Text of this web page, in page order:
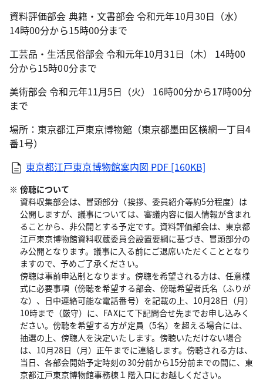
資料評価部会 典籍・文書部会 令和元年10月30日（水）
14時00分から15時00分まで
工芸品・生活民俗部会 令和元年10月31日（木） 14時00
分から15時00分まで
美術部会 令和元年11月5日（火） 16時00分から17時00分
まで
場所：東京都江戸東京博物館（東京都墨田区横網一丁目4
番1号）
東京都江戸東京博物館案内図 PDF [160KB]
傍聴について
資料収集部会は、冒頭部分（挨拶、委員紹介等約5分程度）は
公開しますが、議事については、審議内容に個人情報が含まれ
ることから、非公開とする予定です。資料評価部会は、東京都
江戸東京博物館資料収蔵委員会設置要綱に基づき、冒頭部分の
み公開となります。議事に入る前にご退席いただくこととなり
ますので、予めご了承ください。
傍聴は事前申込制となります。傍聴を希望される方は、任意様
式に必要事項（傍聴を希望する部会、傍聴希望者氏名（ふりが
な）、日中連絡可能な電話番号）を記載の上、10月28日（月）
10時まで（厳守）に、FAXにて下記問合せ先までお申し込みく
ださい。傍聴を希望する方が定員（5名）を超える場合には、
抽選の上、傍聴人を決定いたします。傍聴いただけない場合
は、10月28日（月）正午までに連絡します。傍聴される方は、
当日、各部会開始予定時刻の30分前から15分前までの間に、東
京都江戸東京博物館事務棟１階入口にお越しください。